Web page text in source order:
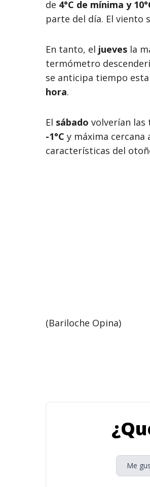
de 4°C de mínima y
parte del día. El viento
En tanto, el jueves la
termómetro
se anticipa tiempo
hora.
El sábado volverían las
-1°C y máxima cercana
características del
(Bariloche Opina)
Me